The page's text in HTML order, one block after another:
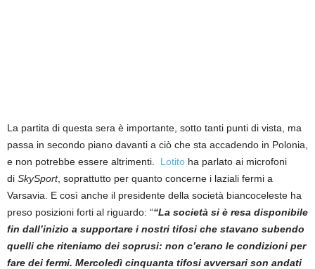
La partita di questa sera è importante, sotto tanti punti di vista, ma
passa in secondo piano davanti a ciò che sta accadendo in Polonia,
e non potrebbe essere altrimenti. Lotito ha parlato ai microfoni
di SkySport, soprattutto per quanto concerne i laziali fermi a
Varsavia. E così anche il presidente della società biancoceleste ha
preso posizioni forti al riguardo: ““La società si è resa disponibile
fin dall’inizio a supportare i nostri tifosi che stavano subendo
quelli che riteniamo dei soprusi: non c’erano le condizioni per
fare dei fermi. Mercoledì cinquanta tifosi avversari son andati